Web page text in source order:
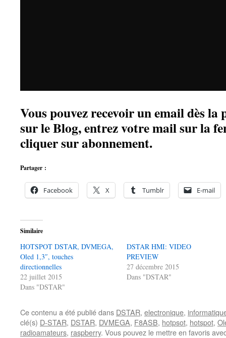
Vous pouvez recevoir un email dès
sur le Blog, entrez votre mail sur la
cliquer sur abonnement.
Partager :
Facebook X Tumblr E-mail
Similaire
HOTSPOT DSTAR, DVMEGA,
Oled 1,3″, touches
directionnelles
22 juillet 2015
Dans "DSTAR"
DSTAR HMI: VIDEO
PREVIEW
27 décembre 2015
Dans "DSTAR"
Ce contenu a été publié dans DSTAR, electronique,
clé(s) D-STAR, DSTAR, DVMEGA, F8ASB, hotpsot, hotspot,
radioamateurs, raspberry. Vous pouvez le mettre en favoris